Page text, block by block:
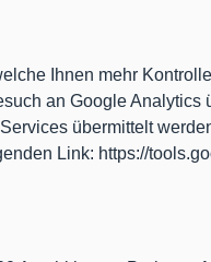
Ihnen mehr
an Google
übermittelt
Link: https://